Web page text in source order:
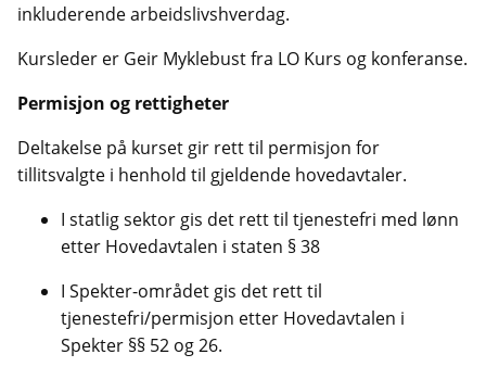
inkluderende arbeidslivshverdag.
Kursleder er Geir Myklebust fra LO Kurs og konferanse.
Permisjon og rettigheter
Deltakelse på kurset gir rett til permisjon for
tillitsvalgte i henhold til gjeldende hovedavtaler.
I statlig sektor gis det rett til tjenestefri med lønn
etter Hovedavtalen i staten § 38
I Spekter-området gis det rett til
tjenestefri/permisjon etter Hovedavtalen i
Spekter §§ 52 og 26.